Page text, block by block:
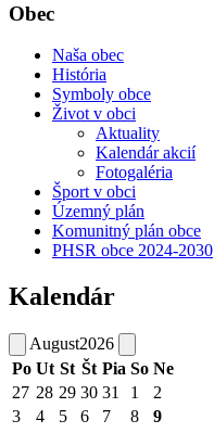
Obec
Naša obec
História
Symboly obce
Život v obci
Aktuality
Kalendár akcií
Fotogaléria
Šport v obci
Územný plán
Komunitný plán obce
PHSR obce 2024-2030
Kalendár
August2026
Po Ut St Št Pia So Ne
27 28 29 30 31 1
2
3
4 5 6 7 8
9